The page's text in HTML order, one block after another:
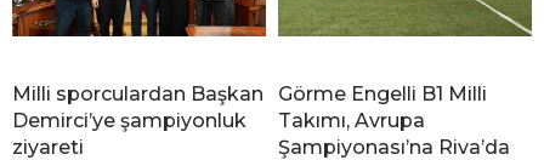
Milli sporculardan Başkan
Demirci’ye şampiyonluk
ziyareti
Görme Engelli B1 Milli
Takımı, Avrupa
Şampiyonası’na Riva’da